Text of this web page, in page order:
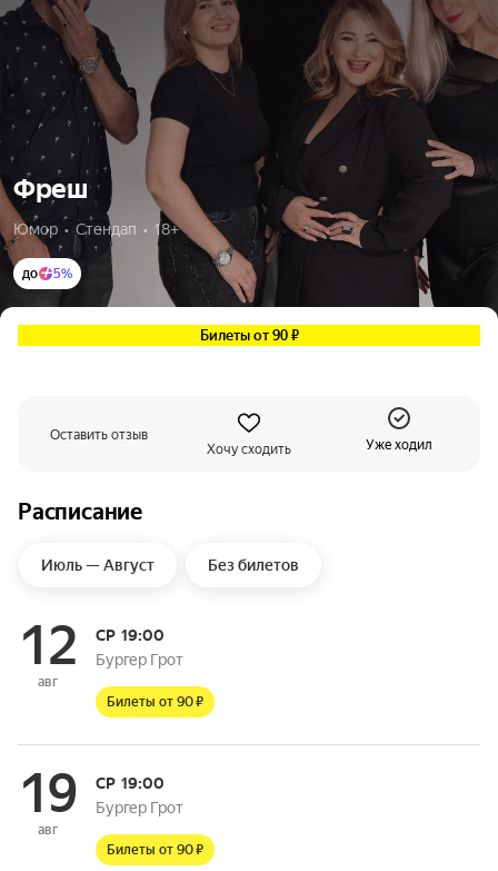
Фреш
Юмор  •  Стендап  •  18+
до 5%
Билеты от 90 ₽
Оставить отзыв
Хочу сходить
Уже ходил
Расписание
Июль — Август Без билетов
12
авг
СР19:00
Бургер Грот
Билеты от 90 ₽
19
авг
СР19:00
Бургер Грот
Билеты от 90 ₽